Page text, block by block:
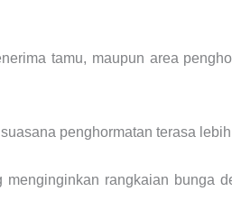
tamu, maupun area
penghormatan terasa
rangkaian bunga